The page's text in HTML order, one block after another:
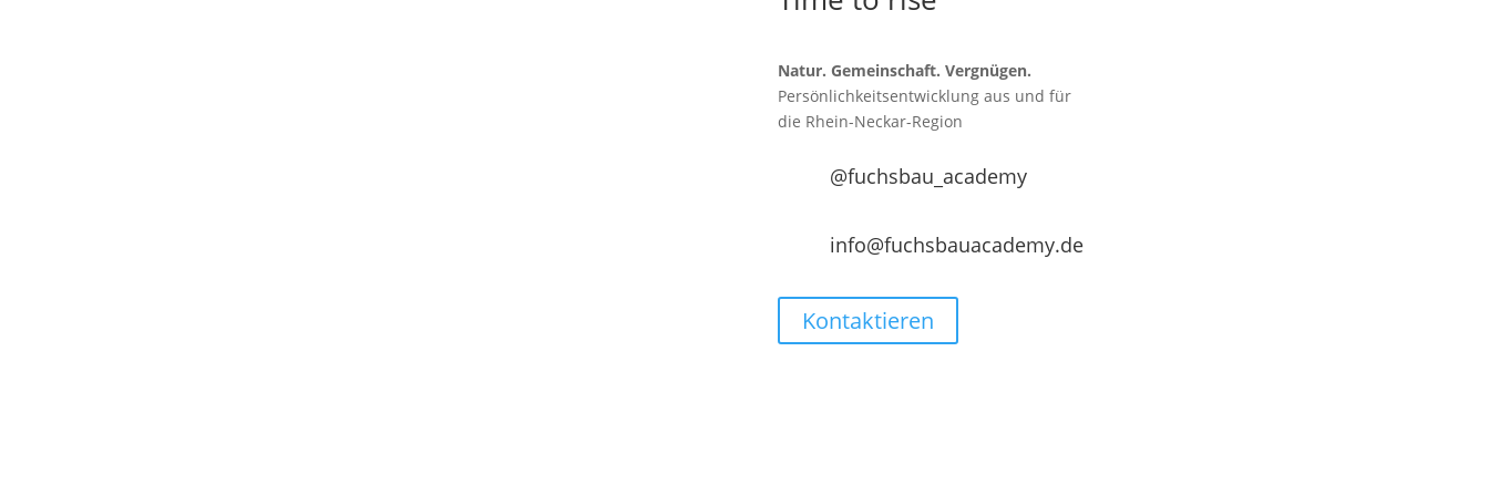
Natur. Gemeinschaft. Vergnügen.
Persönlichkeitsentwicklung aus und für
die Rhein-Neckar-Region
@fuchsbau_academy
info@fuchsbauacademy.de
Kontaktieren